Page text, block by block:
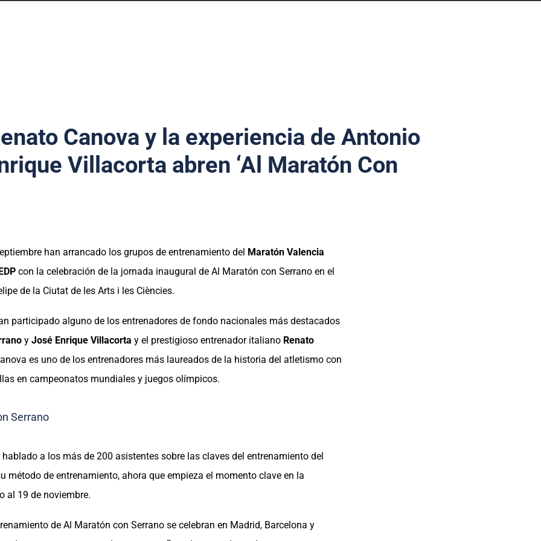
Canova y la experiencia de Antonio
Villacorta abren ‘Al Maratón Con
han arrancado los grupos de entrenamiento del Maratón Valencia
con la celebración de la jornada inaugural de Al Maratón con Serrano en el
de la Ciutat de les Arts i les Ciències.
participado alguno de los entrenadores de fondo nacionales más destacados
y José Enrique Villacorta y el prestigioso entrenador italiano Renato
es uno de los entrenadores más laureados de la historia del atletismo con
en campeonatos mundiales y juegos olímpicos.
a los más de 200 asistentes sobre las claves del entrenamiento del
método de entrenamiento, ahora que empieza el momento clave en la
al 19 de noviembre.
de Al Maratón con Serrano se celebran en Madrid, Barcelona y